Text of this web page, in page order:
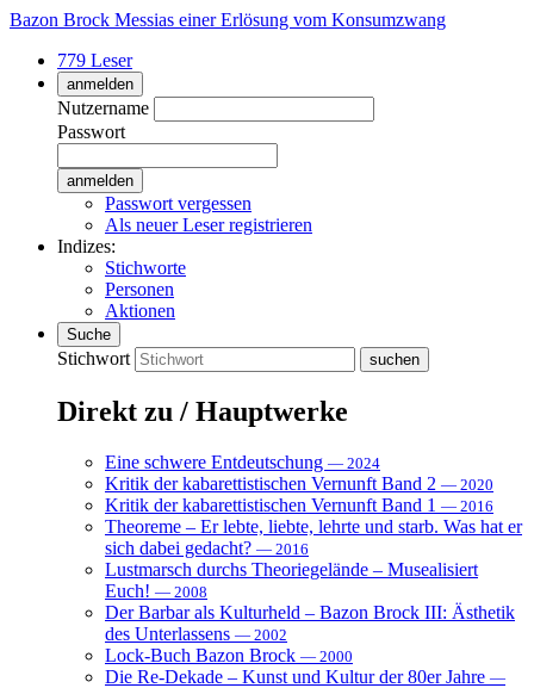
Bazon Brock Messias einer Erlösung vom Konsumzwang
779 Leser
anmelden
Nutzername
Passwort
Passwort vergessen
Als neuer Leser registrieren
Indizes:
Stichworte
Personen
Aktionen
Suche
Stichwort
Direkt zu / Hauptwerke
Eine schwere Entdeutschung — 2024
Kritik der kabarettistischen Vernunft Band 2 — 2020
Kritik der kabarettistischen Vernunft Band 1 — 2016
Theoreme – Er lebte, liebte, lehrte und starb. Was hat er
sich dabei gedacht? — 2016
Lustmarsch durchs Theoriegelände – Musealisiert
Euch! — 2008
Der Barbar als Kulturheld – Bazon Brock III: Ästhetik
des Unterlassens — 2002
Lock-Buch Bazon Brock — 2000
Die Re-Dekade – Kunst und Kultur der 80er Jahre —